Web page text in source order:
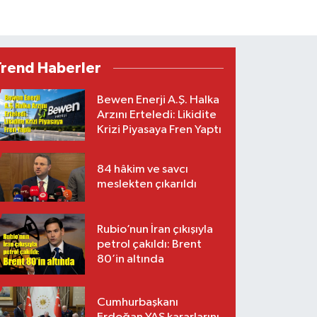
Haberler
Bewen Enerji A.Ş. Halka
Arzını Erteledi: Likidite
Krizi Piyasaya Fren Yaptı
84 hâkim ve savcı
meslekten çıkarıldı
Rubio’nun İran çıkışıyla
petrol çakıldı: Brent
80’in altında
Cumhurbaşkanı